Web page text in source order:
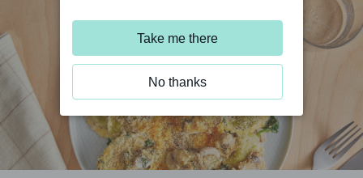
Take me there
No thanks